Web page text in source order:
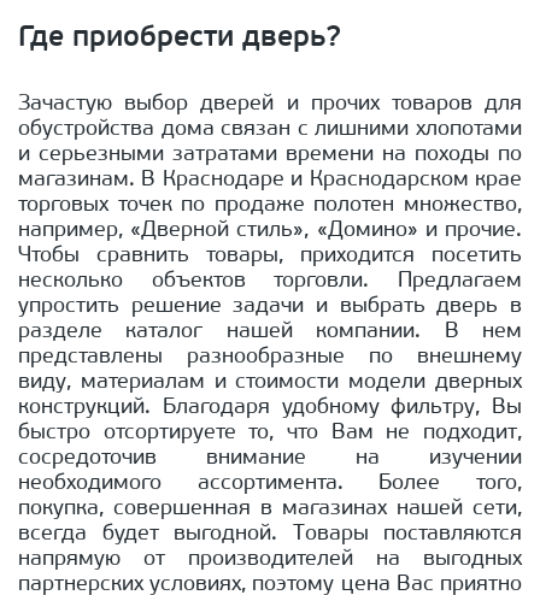
Где приобрести дверь?
Зачастую выбор дверей и прочих товаров для
обустройства дома связан с лишними хлопотами
и серьезными затратами времени на походы по
магазинам. В Краснодаре и Краснодарском крае
торговых точек по продаже полотен множество,
например, «Дверной стиль», «Домино» и прочие.
Чтобы сравнить товары, приходится посетить
несколько объектов торговли. Предлагаем
упростить решение задачи и выбрать дверь в
разделе каталог нашей компании. В нем
представлены разнообразные по внешнему
виду, материалам и стоимости модели дверных
конструкций. Благодаря удобному фильтру, Вы
быстро отсортируете то, что Вам не подходит,
сосредоточив внимание на изучении
необходимого ассортимента. Более того,
покупка, совершенная в магазинах нашей сети,
всегда будет выгодной. Товары поставляются
напрямую от производителей на выгодных
партнерских условиях, поэтому цена Вас приятно